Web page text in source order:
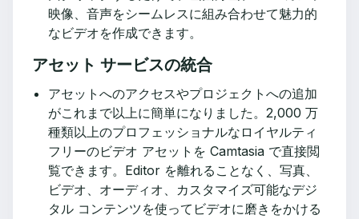
映像、音声をシームレスに組み合わせて魅力的
なビデオを作成できます。
アセット サービスの統合
アセットへのアクセスやプロジェクトへの追加
がこれまで以上に簡単になりました。2,000 万
種類以上のプロフェッショナルなロイヤルティ
フリーのビデオ アセットを Camtasia で直接閲
覧できます。Editor を離れることなく、写真、
ビデオ、オーディオ、カスタマイズ可能なデジ
タル コンテンツを使ってビデオに磨きをかける